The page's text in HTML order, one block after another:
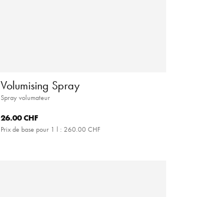
Volumising Spray
Spray volumateur
26.00 CHF
Prix de base pour 1 l : 260.00 CHF